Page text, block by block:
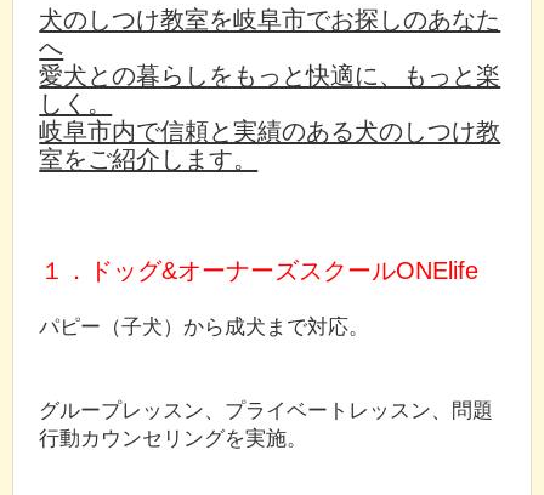
犬のしつけ教室を岐阜市でお探しのあなた
へ
愛犬との暮らしをもっと快適に、もっと楽
しく。
岐阜市内で信頼と実績のある犬のしつけ教
室をご紹介します。
１．ドッグ&オーナーズスクールONElife
パピー（子犬）から成犬まで対応。
グループレッスン、プライベートレッスン、問題
行動カウンセリングを実施。